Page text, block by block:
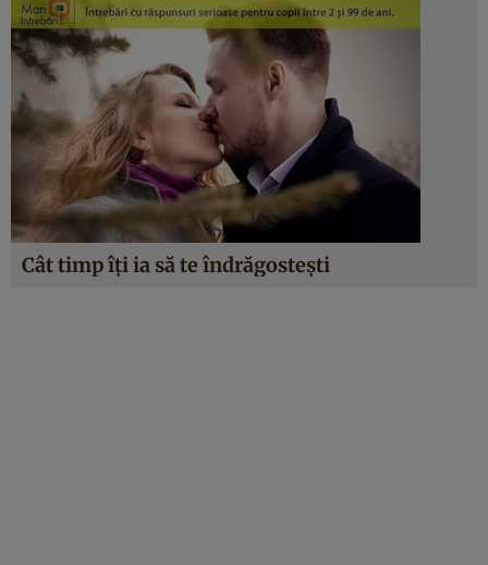
Cât timp îți ia să te îndrăgostești